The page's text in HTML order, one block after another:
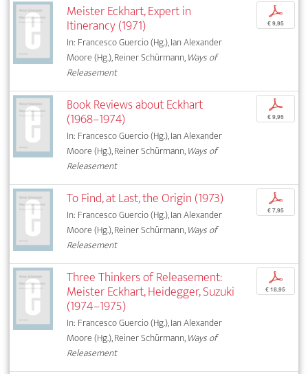
Meister Eckhart, Expert in
Itinerancy (1971)
In: Francesco Guercio (Hg.), Ian Alexander
Moore (Hg.), Reiner Schürmann,Ways of
Releasement
p
€ 9,95
Book Reviews about Eckhart
(1968–1974)
In: Francesco Guercio (Hg.), Ian Alexander
Moore (Hg.), Reiner Schürmann,Ways of
Releasement
p
€ 9,95
To Find, at Last, the Origin (1973)
In: Francesco Guercio (Hg.), Ian Alexander
Moore (Hg.), Reiner Schürmann,Ways of
Releasement
p
€ 7,95
Three Thinkers of Releasement:
Meister Eckhart, Heidegger, Suzuki
(1974–1975)
In: Francesco Guercio (Hg.), Ian Alexander
Moore (Hg.), Reiner Schürmann,Ways of
Releasement
p
€ 18,95